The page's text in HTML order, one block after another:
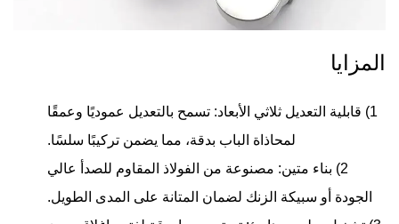
المزايا
1) قابلية التعديل ثلاثي الأبعاد: تسمح بالتعديل عموديًا وعمقًا
لمحاذاة الباب بدقة، مما يضمن تركيبًا سلسًا.
2) بناء متين: مصنوعة من الفولاذ المقاوم للصدأ عالي
الجودة أو سبيكة الزنك لضمان المتانة على المدى الطويل.